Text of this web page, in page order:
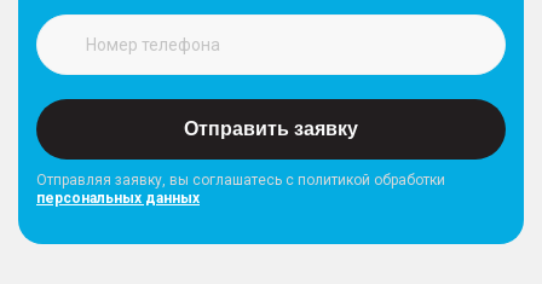
Отправить заявку
Отправляя заявку, вы соглашатесь с политикой обработки
персональных данных